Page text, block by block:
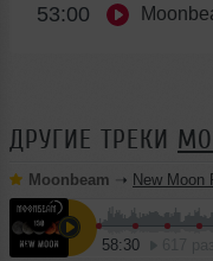
53:00
ДРУГИЕ ТРЕКИ
Moonbeam ➝ New Moon
58:30